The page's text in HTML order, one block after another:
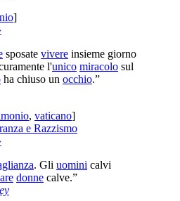
]
sposate vivere insieme giorno
l'unico miracolo sul
ha chiuso un occhio.”
, vaticano]
e Razzismo
. Gli uomini calvi
donne calve.”